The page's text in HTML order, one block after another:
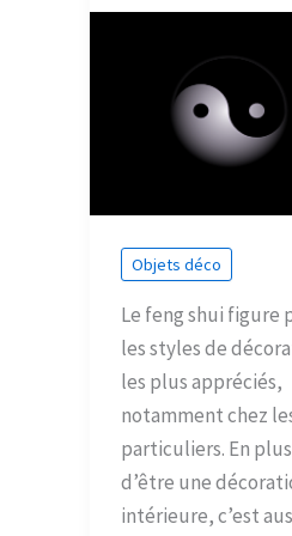
Objets déco
Le feng shui figure
les styles de
les plus appréciés,
notamment chez
particuliers. En plus
d’être une
intérieure, c’est